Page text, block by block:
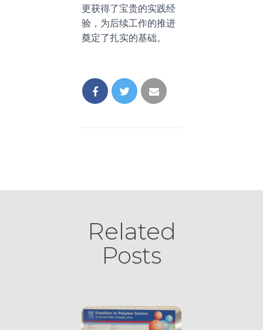
更获得了宝贵的实践经
验，为后续工作的推进
奠定了扎实的基础。
Related
Posts